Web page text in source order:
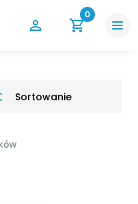
0
Sortowanie